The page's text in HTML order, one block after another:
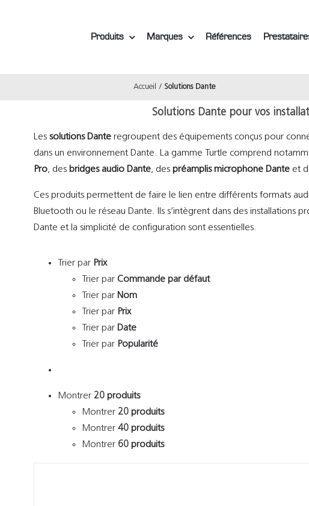
Produits Marques Références
Accueil Solutions Dante
Solutions Dante pour vos
Les solutions Dante regroupent des équipements conçus pour
dans un environnement Dante. La gamme Turtle comprend
Pro, des bridges audio Dante, des préamplis microphone Dante et
Ces produits permettent de faire le lien entre différents formats
Bluetooth ou le réseau Dante. Ils s’intègrent dans des installations
Dante et la simplicité de configuration sont essentielles.
Trier par Prix
Trier par Commande par défaut
Trier par Nom
Trier par Prix
Trier par Date
Trier par Popularité
Montrer 20 produits
Montrer 20 produits
Montrer 40 produits
Montrer 60 produits